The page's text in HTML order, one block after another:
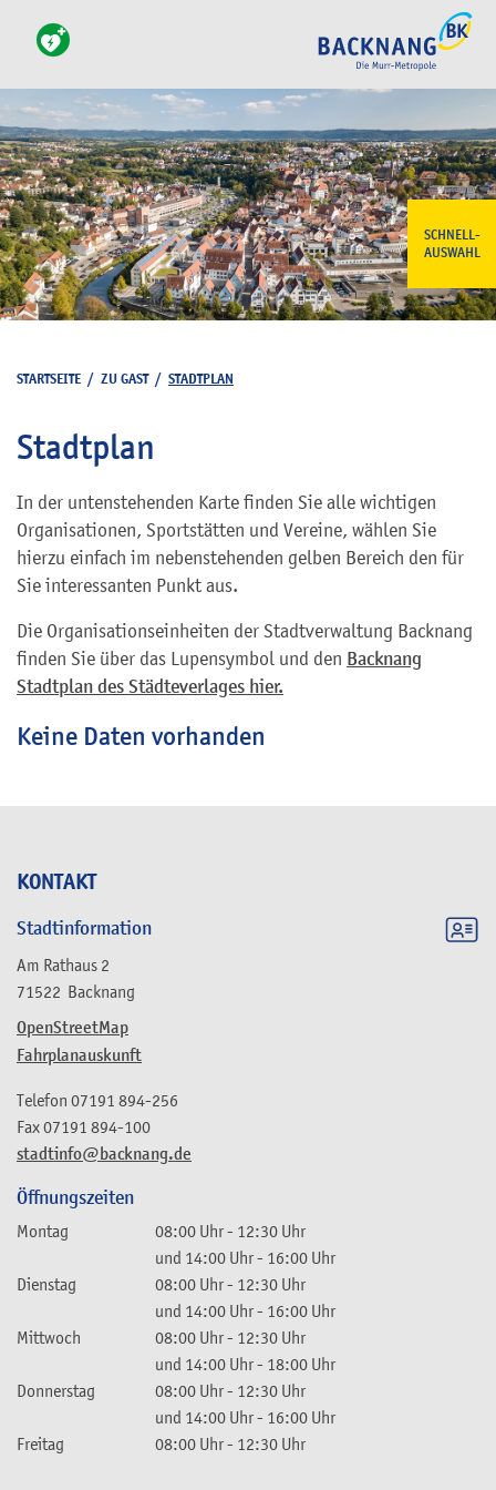
SCHNELL-
AUSWAHL
KONTAKT
Stadtinformation
Am Rathaus 2
71522 Backnang
OpenStreetMap
Fahrplanauskunft
stadtinfo@backnang.de
Telefon 07191 894-256
Fax07191 894-100
Öffnungszeiten
Montag 08:00 Uhr- 12:30 Uhr
und 14:00 Uhr- 16:00 Uhr
Dienstag
08:00 Uhr- 12:30 Uhr
und 14:00 Uhr- 16:00 Uhr
Mittwoch
08:00 Uhr- 12:30 Uhr
und 14:00 Uhr- 18:00 Uhr
Donnerstag
08:00 Uhr- 12:30 Uhr
und 14:00 Uhr- 16:00 Uhr
Freitag
08:00 Uhr- 12:30 Uhr
STARTSEITE / ZU GAST/ STADTPLAN
Stadtplan
In der untenstehenden Karte finden Sie alle wichtigen
Organisationen, Sportstätten und Vereine, wählen Sie
hierzu einfach im nebenstehenden gelben Bereich den für
Sie interessanten Punkt aus.
Die Organisationseinheiten der Stadtverwaltung Backnang
finden Sie über das Lupensymbol und den Backnang
Stadtplan des Städteverlages hier.
Keine Daten vorhanden